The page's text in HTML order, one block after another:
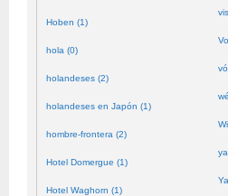
Hoben (1)
hola (0)
holandeses (2)
holandeses en Japón (1)
hombre-frontera (2)
Hotel Domergue (1)
Hotel Waghorn (1)